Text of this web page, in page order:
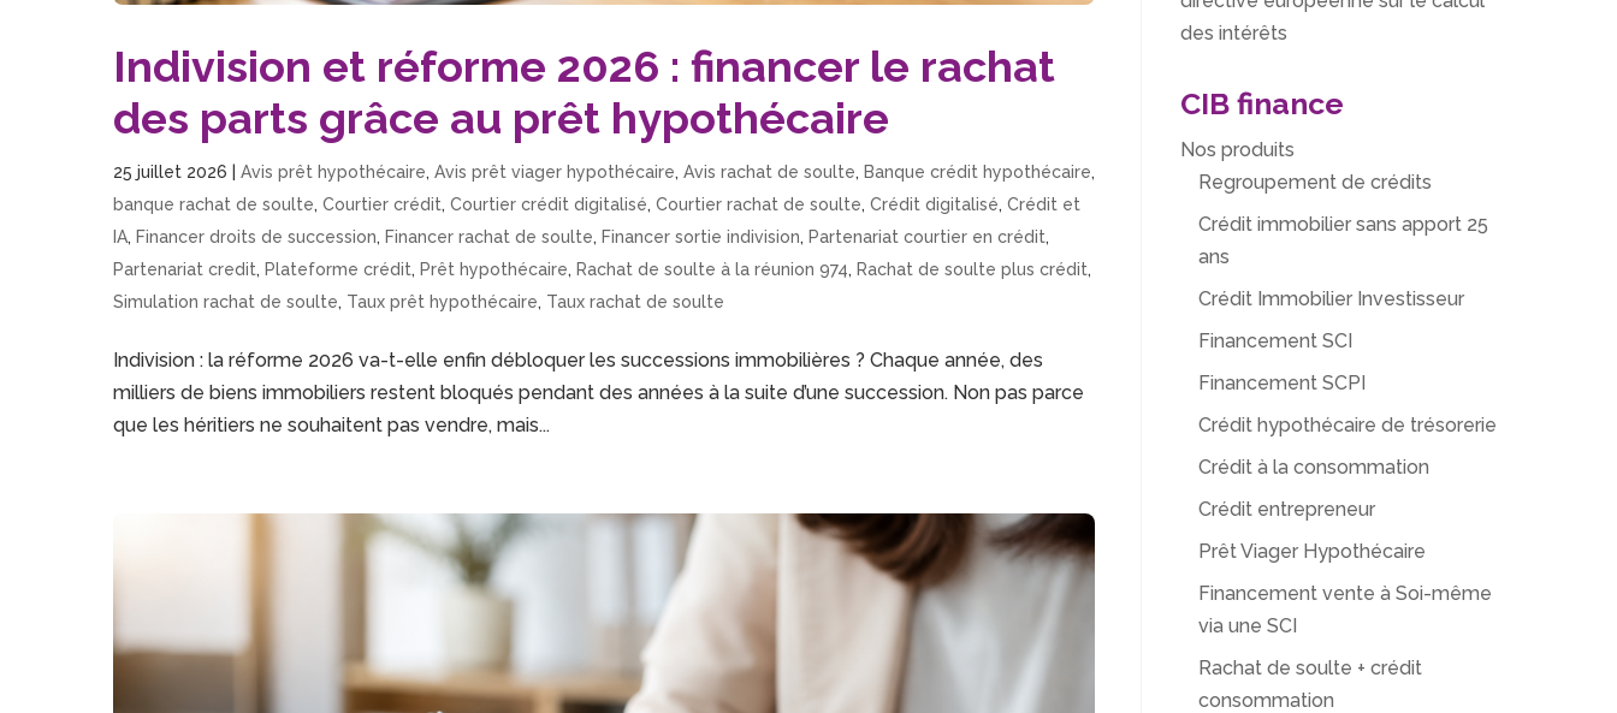
Indivision et réforme 2026 : financer le rachat
des parts grâce au prêt hypothécaire
25 juillet 2026 |Avis prêt hypothécaire,Avis prêt viager hypothécaire,Avis rachat de soulte, Banque crédit hypothécaire,
banque rachat de soulte,Courtier crédit,Courtier crédit digitalisé,Courtier rachat de soulte,Crédit digitalisé,Crédit et
IA, Financer droits de succession, Financer rachat de soulte, Financer sortie indivision, Partenariat courtier en crédit,
Partenariat credit, Plateforme crédit, Prêt hypothécaire, Rachat de soulte à la réunion 974, Rachat de soulte plus crédit,
Simulation rachat de soulte, Taux prêt hypothécaire, Taux rachat de soulte
Indivision : la réforme 2026 va-t-elle enfin débloquer les successions immobilières ? Chaque année, des
milliers de biens immobiliers restent bloqués pendant des années à la suite d’une succession. Non pas parce
que les héritiers ne souhaitent pas vendre, mais...
des intérêts
CIB finance
Nos produits
Regroupement de crédits
Crédit immobilier sans apport 25
ans
Crédit Immobilier Investisseur
Financement SCI
Financement SCPI
Crédit hypothécaire de trésorerie
Crédit à la consommation
Crédit entrepreneur
Prêt Viager Hypothécaire
Financement vente à Soi-même
via une SCI
Rachat de soulte + crédit
consommation